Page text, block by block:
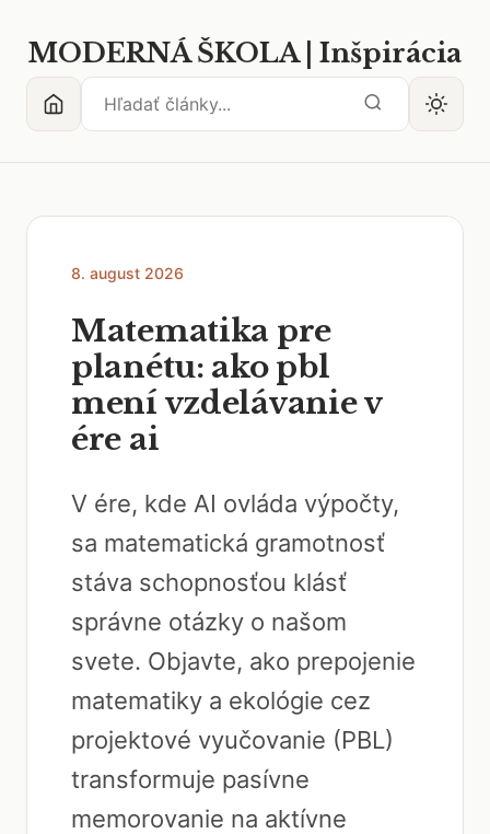
MODERNÁ ŠKOLA | Inšpirácia
8. august 2026
Matematika pre
planétu: ako pbl
mení vzdelávanie v
ére ai
V ére, kde AI ovláda výpočty,
sa matematická gramotnosť
stáva schopnosťou klásť
správne otázky o našom
svete. Objavte, ako prepojenie
matematiky a ekológie cez
projektové vyučovanie (PBL)
transformuje pasívne
memorovanie na aktívne